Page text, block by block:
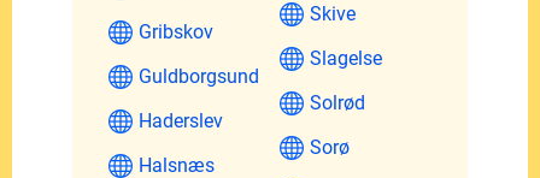
Gribskov
Guldborgsund
Haderslev
Halsnæs
Skive
Slagelse
Solrød
Sorø